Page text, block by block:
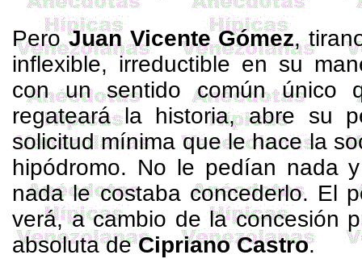
PeroJuan Vicente Gómez,
inflexible, irreductible en su
con un sentido común único
regateará la historia, abre su
solicitud mínima que le hace la
hipódromo. No le pedían nada
nada le costaba concederlo. El
verá, a cambio de la concesión
absoluta deCipriano Castro.